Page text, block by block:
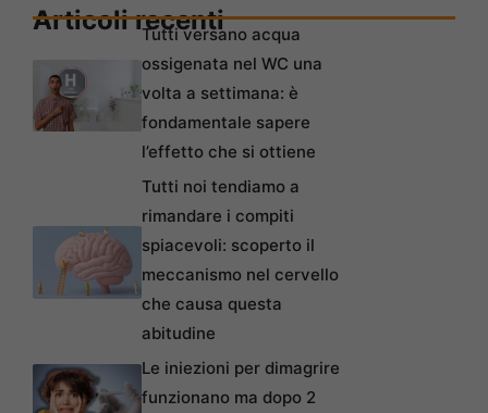
Articoli recenti
Tutti versano acqua
ossigenata nel WC una
volta a settimana: è
fondamentale sapere
l’effetto che si ottiene
Tutti noi tendiamo a
rimandare i compiti
spiacevoli: scoperto il
meccanismo nel cervello
che causa questa
abitudine
Le iniezioni per dimagrire
funzionano ma dopo 2